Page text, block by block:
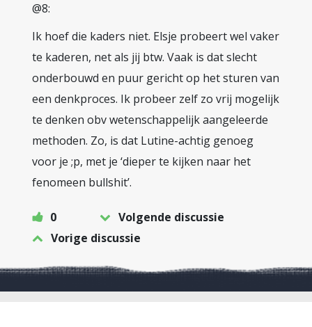
@8:
Ik hoef die kaders niet. Elsje probeert wel vaker
te kaderen, net als jij btw. Vaak is dat slecht
onderbouwd en puur gericht op het sturen van
een denkproces. Ik probeer zelf zo vrij mogelijk
te denken obv wetenschappelijk aangeleerde
methoden. Zo, is dat Lutine-achtig genoeg
voor je ;p, met je ‘dieper te kijken naar het
fenomeen bullshit’.
0
Volgende discussie
Vorige discussie